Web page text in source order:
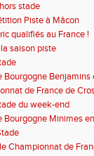
stade
Piste à Mâcon
qualifiés au France !
saison piste
Bourgogne Benjamins
de France de
du week-end
Bourgogne Minimes
Championnat de